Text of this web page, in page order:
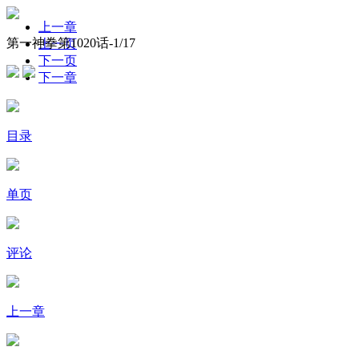
第一神拳第1020话-1/17
上一章
上一页
下一页
下一章
目录
单页
评论
上一章